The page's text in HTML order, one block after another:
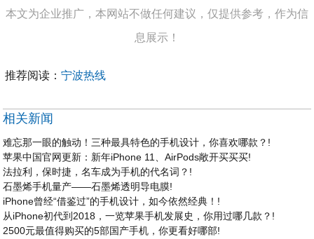
本文为企业推广，本网站不做任何建议，仅提供参考，作为信
息展示！
推荐阅读：宁波热线
相关新闻
难忘那一眼的触动！三种最具特色的手机设计，你喜欢哪款？!
苹果中国官网更新：新年iPhone 11、AirPods敞开买买买!
法拉利，保时捷，名车成为手机的代名词？!
石墨烯手机量产——石墨烯透明导电膜!
iPhone曾经“借鉴过”的手机设计，如今依然经典！!
从iPhone初代到2018，一览苹果手机发展史，你用过哪几款？!
2500元最值得购买的5部国产手机，你更看好哪部!